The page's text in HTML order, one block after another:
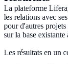
La plateforme
les relations avec
pour d'autres
sur la base
Les résultats en un